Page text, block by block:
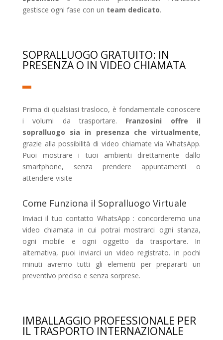
gestisce ogni fase con un team dedicato.
SOPRALLUOGO GRATUITO: IN
PRESENZA O IN VIDEO CHIAMATA
Prima di qualsiasi trasloco, è fondamentale conoscere
i volumi da trasportare. Franzosini offre il
sopralluogo sia in presenza che virtualmente,
grazie alla possibilità di video chiamate via WhatsApp.
Puoi mostrare i tuoi ambienti direttamente dallo
smartphone, senza prendere appuntamenti o
attendere visite
Come Funziona il Sopralluogo Virtuale
Inviaci il tuo contatto WhatsApp : concorderemo una
video chiamata in cui potrai mostrarci ogni stanza,
ogni mobile e ogni oggetto da trasportare. In
alternativa, puoi inviarci un video registrato. In pochi
minuti avremo tutti gli elementi per prepararti un
preventivo preciso e senza sorprese.
IMBALLAGGIO PROFESSIONALE PER
IL TRASPORTO INTERNAZIONALE